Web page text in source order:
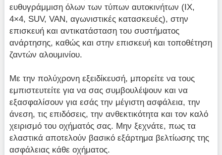
ευθυγράμμιση όλων των τύπων αυτοκινήτων (ΙΧ,
4×4, SUV, VAN, αγωνιστικές κατασκευές), στην
επισκευή και αντικατάσταση του συστήματος
ανάρτησης, καθώς και στην επισκευή και τοποθέτηση
ζαντών αλουμινίου.
Με την πολύχρονη εξειδίκευσή, μπορείτε να τους
εμπιστευτείτε για να σας συμβουλέψουν και να
εξασφαλίσουν για εσάς την μέγιστη ασφάλεια, την
άνεση, τις επιδόσεις, την ανθεκτικότητα και τον καλό
χειρισμό του οχήματός σας. Μην ξεχνάτε, πως τα
ελαστικά αποτελούν βασικό εξάρτημα βελτίωσης της
ασφάλειας κάθε οχήματος.